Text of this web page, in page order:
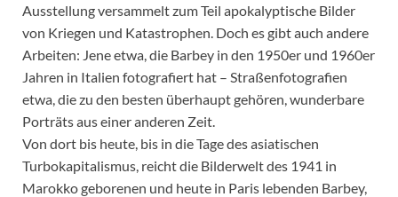
Ausstellung versammelt zum Teil apokalyptische Bilder
von Kriegen und Katastrophen. Doch es gibt auch andere
Arbeiten: Jene etwa, die Barbey in den 1950er und 1960er
Jahren in Italien fotografiert hat – Straßenfotografien
etwa, die zu den besten überhaupt gehören, wunderbare
Porträts aus einer anderen Zeit.
Von dort bis heute, bis in die Tage des asiatischen
Turbokapitalismus, reicht die Bilderwelt des 1941 in
Marokko geborenen und heute in Paris lebenden Barbey,